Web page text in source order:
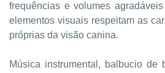
frequências e volumes
elementos visuais respeitam as
próprias da visão canina.
Música instrumental, balbucio de